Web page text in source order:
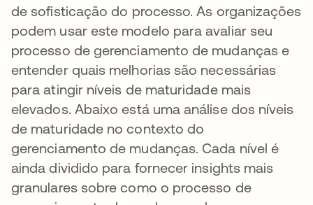
de sofisticação do processo. As organizações
podem usar este modelo para avaliar seu
processo de gerenciamento de mudanças e
entender quais melhorias são necessárias
para atingir níveis de maturidade mais
elevados. Abaixo está uma análise dos níveis
de maturidade no contexto do
gerenciamento de mudanças. Cada nível é
ainda dividido para fornecer insights mais
granulares sobre como o processo de